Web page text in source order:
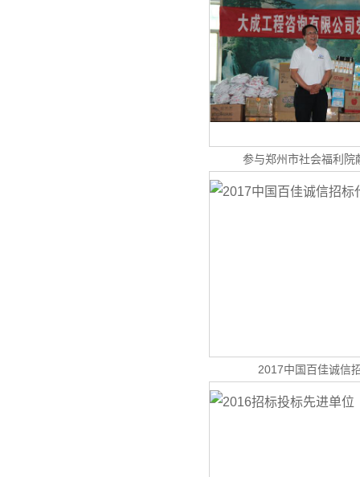
参与郑州市社会福利院
2017中国百佳诚信